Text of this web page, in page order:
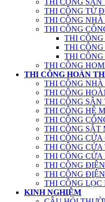
THI CÔNG SÂN
THI CÔNG TỪ
THI CÔNG
THI CÔNG
THI
THI
THI
THI CÔNG
THI CÔNG HOÀN
THI CÔNG NHÀ
THI CÔNG
THI CÔNG
THI CÔNG HỆ
THI CÔNG
THI CÔNG SẮT
THI CÔNG CỬA
THI CÔNG CỬA
THI CÔNG
THI CÔNG
THI CÔNG
THI CÔNG LỌC
KINH NGHIỆM